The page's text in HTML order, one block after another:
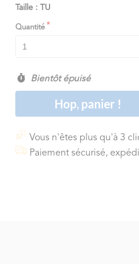
Taille : TU
Quantité
Bientôt épuisé
Hop, panier !
Vous n'êtes plus qu'à 3
Paiement sécurisé,